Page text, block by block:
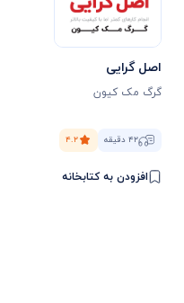
اصل گرایی
گرگ مک کیون
۴۲ دقیقه ۴.۲
افزودن به کتابخانه